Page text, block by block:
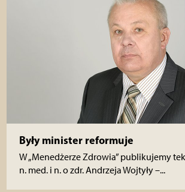
Były minister reformuje
W „Menedżerze Zdrowia” publikujemy
n. med. i n. o zdr. Andrzeja Wojtyły –...